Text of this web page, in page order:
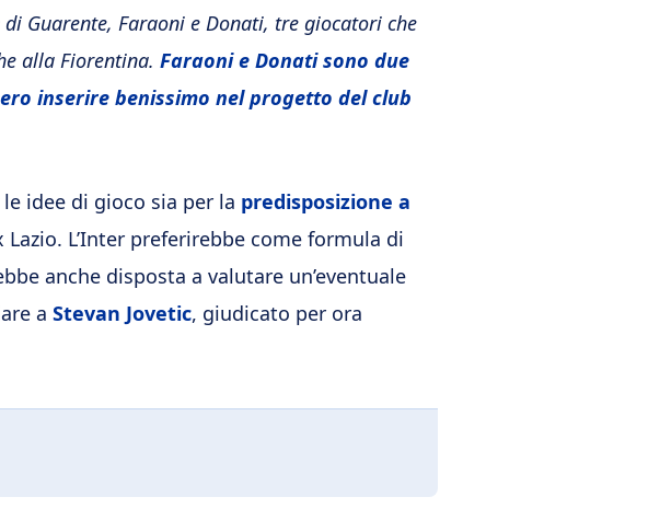
Guarente, Faraoni e Donati, tre giocatori che
alla Fiorentina. Faraoni e Donati sono due
inserire benissimo nel progetto del club
idee di gioco sia per la predisposizione a
Lazio. L’Inter preferirebbe come formula di
anche disposta a valutare un’eventuale
a Stevan Jovetic, giudicato per ora